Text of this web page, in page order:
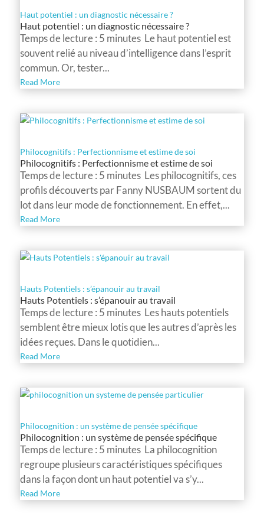
Haut potentiel : un diagnostic nécessaire ?
Haut potentiel : un diagnostic nécessaire ?
Temps de lecture : 5 minutes Le haut potentiel est
souvent relié au niveau d’intelligence dans l’esprit
commun. Or, tester...
Read More
Philocognitifs : Perfectionnisme et estime de soi
Philocognitifs : Perfectionnisme et estime de soi
Temps de lecture : 5 minutes Les philocognitifs, ces
profils découverts par Fanny NUSBAUM sortent du
lot dans leur mode de fonctionnement. En effet,...
Read More
Hauts Potentiels : s’épanouir au travail
Hauts Potentiels : s’épanouir au travail
Temps de lecture : 5 minutes Les hauts potentiels
semblent être mieux lotis que les autres d’après les
idées reçues. Dans le quotidien...
Read More
Philocognition : un système de pensée spécifique
Philocognition : un système de pensée spécifique
Temps de lecture : 5 minutes La philocognition
regroupe plusieurs caractéristiques spécifiques
dans la façon dont un haut potentiel va s’y...
Read More